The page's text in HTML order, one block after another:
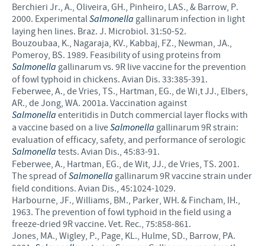
Berchieri Jr., A., Oliveira, GH., Pinheiro, LAS., & Barrow, P.
2000. ExperimentalSalmonella gallinarum infection in light
laying hen lines. Braz. J. Microbiol. 31:50-52.
Bouzoubaa, K., Nagaraja, KV., Kabbaj, FZ., Newman, JA.,
Pomeroy, BS. 1989. Feasibility of using proteins from
Salmonella gallinarum vs. 9R live vaccine for the prevention
of fowl typhoid in chickens. Avian Dis. 33:385-391.
Feberwee, A., de Vries, TS., Hartman, EG., de Wi,t JJ., Elbers,
AR., de Jong, WA. 2001a. Vaccination against
Salmonella enteritidis in Dutch commercial layer flocks with
a vaccine based on a liveSalmonella gallinarum 9R strain:
evaluation of efficacy, safety, and performance of serologic
Salmonella tests. Avian Dis., 45:83-91.
Feberwee, A., Hartman, EG., de Wit, JJ., de Vries, TS. 2001.
The spread ofSalmonella gallinarum 9R vaccine strain under
field conditions. Avian Dis., 45:1024-1029.
Harbourne, JF., Williams, BM., Parker, WH. & Fincham, IH.,
1963. The prevention of fowl typhoid in the field using a
freeze-dried 9R vaccine. Vet. Rec., 75:858-861.
Jones, MA., Wigley, P., Page, KL., Hulme, SD., Barrow, PA.